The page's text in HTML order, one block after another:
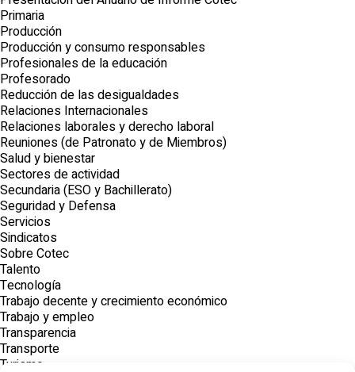
Primaria
Producción
Producción y consumo responsables
Profesionales de la educación
Profesorado
Reducción de las desigualdades
Relaciones Internacionales
Relaciones laborales y derecho laboral
Reuniones (de Patronato y de Miembros)
Salud y bienestar
Sectores de actividad
Secundaria (ESO y Bachillerato)
Seguridad y Defensa
Servicios
Sindicatos
Sobre Cotec
Talento
Tecnología
Trabajo decente y crecimiento económico
Trabajo y empleo
Transparencia
Transporte
Turismo